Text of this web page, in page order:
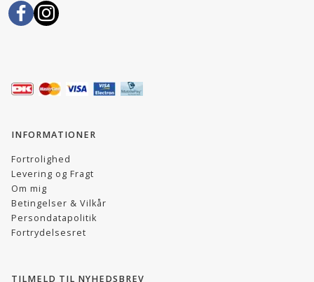
INFORMATIONER
Fortrolighed
Levering og Fragt
Om mig
Betingelser & Vilkår
Persondatapolitik
Fortrydelsesret
TILMELD TIL NYHEDSBREV